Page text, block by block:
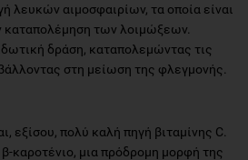
λευκών αιμοσφαιρίων, τα οποία είναι
καταπολέμηση των λοιμώξεων.
δράση, καταπολεμώντας τις
στη μείωση της φλεγμονής.
εξίσου, πολύ καλή πηγή βιταμίνης C.
β-καροτένιο, μια πρόδρομη μορφή της